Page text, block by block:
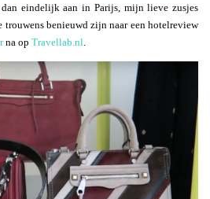
eindelijk aan in Parijs, mijn lieve zusjes
benieuwd zijn naar een hotelreview
na op Travellab.nl